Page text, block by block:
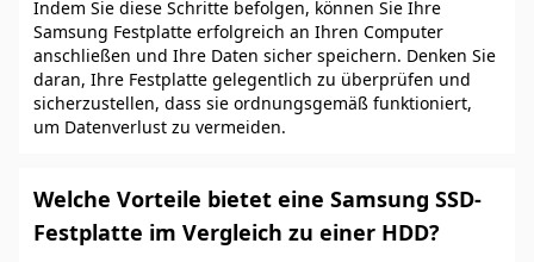
Indem Sie diese Schritte befolgen, können Sie Ihre
Samsung Festplatte erfolgreich an Ihren Computer
anschließen und Ihre Daten sicher speichern. Denken Sie
daran, Ihre Festplatte gelegentlich zu überprüfen und
sicherzustellen, dass sie ordnungsgemäß funktioniert,
um Datenverlust zu vermeiden.
Welche Vorteile bietet eine Samsung SSD-
Festplatte im Vergleich zu einer HDD?